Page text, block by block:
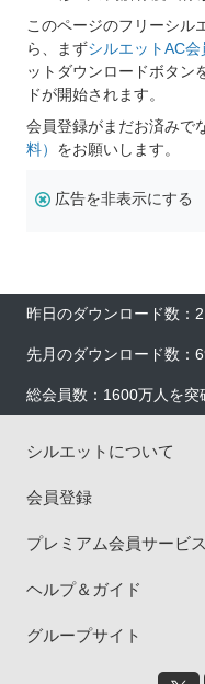
このページのフリーシル
ら、まずシルエットAC会
ットダウンロードボタン
ドが開始されます。
会員登録がまだお済みで
料） をお願いします。
広告を非表示にする
昨日のダウンロード数：
先月のダウンロード数：
総会員数：1600万人を突
シルエットについて
会員登録
プレミアム会員サービス
ヘルプ＆ガイド
グループサイト